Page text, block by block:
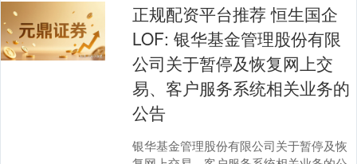
正规配资平台推荐 恒生国企
LOF: 银华基金管理股份有限
公司关于暂停及恢复网上交
易、客户服务系统相关业务的
公告
银华基金管理股份有限公司关于暂停及恢